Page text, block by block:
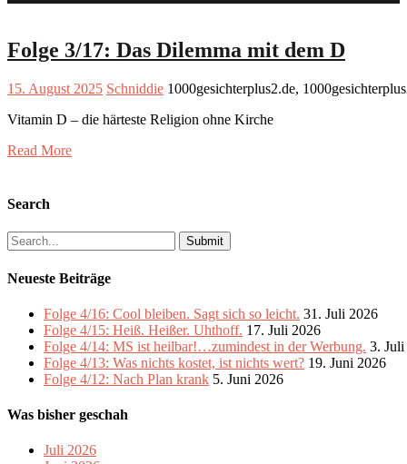
Folge 3/17: Das Dilemma mit dem D
15. August 2025 Schniddie 1000gesichterplus2.de,
Vitamin D – die härteste Religion ohne Kirche
Read More
Search
Search
for:
Neueste Beiträge
Folge 4/16: Cool bleiben. Sagt sich so leicht. 31. Juli 2026
Folge 4/15: Heiß. Heißer. Uhthoff. 17. Juli 2026
Folge 4/14: MS ist heilbar!…zumindest in der Werbung. 3.
Folge 4/13: Was nichts kostet, ist nichts wert? 19. Juni 2026
Folge 4/12: Nach Plan krank 5. Juni 2026
Was bisher geschah
Juli 2026